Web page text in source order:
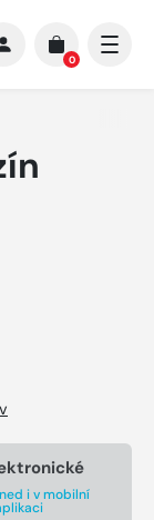
0
i v mobilní